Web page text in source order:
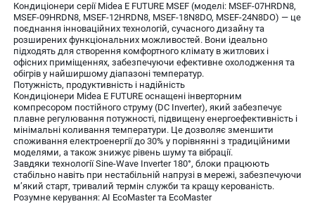
Кондиціонери серії Midea E FUTURE MSEF (моделі: MSEF-07HRDN8,
MSEF-09HRDN8, MSEF-12HRDN8, MSEF-18N8DO, MSEF-24N8DO) — це
поєднання інноваційних технологій, сучасного дизайну та
розширених функціональних можливостей. Вони ідеально
підходять для створення комфортного клімату в житлових і
офісних приміщеннях, забезпечуючи ефективне охолодження та
обігрів у найширшому діапазоні температур.
Потужність, продуктивність і надійність
Кондиціонери Midea E FUTURE оснащені інверторним
компресором постійного струму (DC Inverter), який забезпечує
плавне регулювання потужності, підвищену енергоефективність і
мінімальні коливання температури. Це дозволяє зменшити
споживання електроенергії до 30% у порівнянні з традиційними
моделями, а також знижує рівень шуму та вібрації.
Завдяки технології Sine-Wave Inverter 180°, блоки працюють
стабільно навіть при нестабільній напрузі в мережі, забезпечуючи
м’який старт, тривалий термін служби та кращу керованість.
Розумне керування: AI EcoMaster та EcoMaster